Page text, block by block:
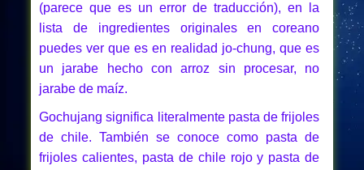
(parece que es un error de traducción), en la
lista de ingredientes originales en coreano
puedes ver que es en realidad jo-chung, que es
un jarabe hecho con arroz sin procesar, no
jarabe de maíz.
Gochujang significa literalmente pasta de frijoles
de chile. También se conoce como pasta de
frijoles calientes, pasta de chile rojo y pasta de